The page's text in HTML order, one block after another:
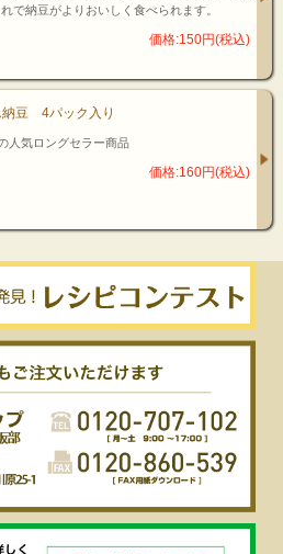
で納豆がよりおいしく食べられます。
価格:150円(税込)
納豆 4パック入り
人気ロングセラー商品
価格:160円(税込)